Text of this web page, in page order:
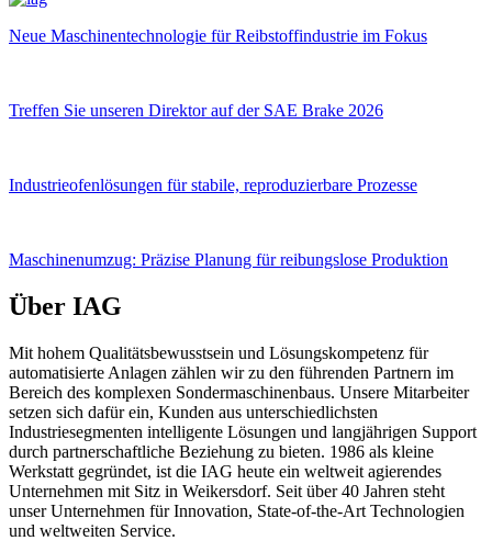
Neue Maschinentechnologie für Reibstoffindustrie im Fokus
Treffen Sie unseren Direktor auf der SAE Brake 2026
Industrieofenlösungen für stabile, reproduzierbare Prozesse
Maschinenumzug: Präzise Planung für reibungslose Produktion
Über IAG
Mit hohem Qualitätsbewusstsein und Lösungskompetenz für
automatisierte Anlagen zählen wir zu den führenden Partnern im
Bereich des komplexen Sondermaschinenbaus. Unsere Mitarbeiter
setzen sich dafür ein, Kunden aus unterschiedlichsten
Industriesegmenten intelligente Lösungen und langjährigen Support
durch partnerschaftliche Beziehung zu bieten. 1986 als kleine
Werkstatt gegründet, ist die IAG heute ein weltweit agierendes
Unternehmen mit Sitz in Weikersdorf. Seit über 40 Jahren steht
unser Unternehmen für Innovation, State-of-the-Art Technologien
und weltweiten Service.